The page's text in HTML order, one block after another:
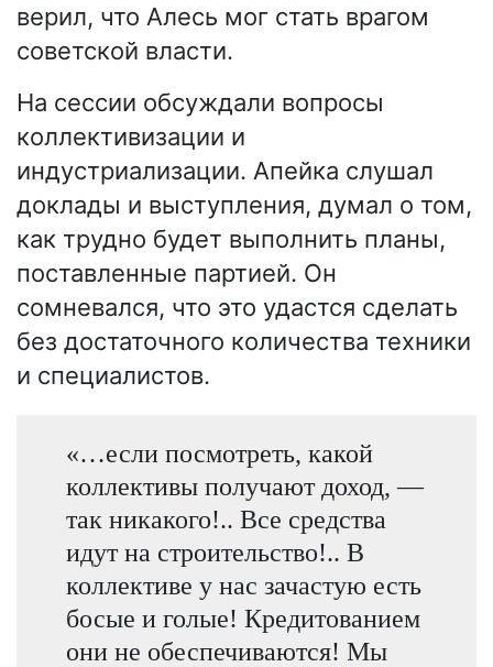
верил, что Алесь мог стать врагом
советской власти.
На сессии обсуждали вопросы
коллективизации и
индустриализации. Апейка слушал
доклады и выступления, думал о том,
как трудно будет выполнить планы,
поставленные партией. Он
сомневался, что это удастся сделать
без достаточного количества техники
и специалистов.
«…если посмотреть, какой
коллективы получают доход, —
так никакого!.. Все средства
идут на строительство!.. В
коллективе у нас зачастую есть
босые и голые! Кредитованием
они не обеспечиваются! Мы